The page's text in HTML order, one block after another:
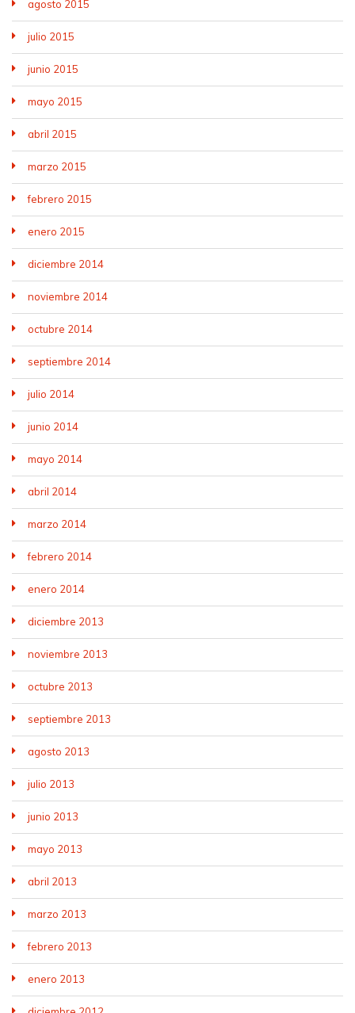
agosto 2015
julio 2015
junio 2015
mayo 2015
abril 2015
marzo 2015
febrero 2015
enero 2015
diciembre 2014
noviembre 2014
octubre 2014
septiembre 2014
julio 2014
junio 2014
mayo 2014
abril 2014
marzo 2014
febrero 2014
enero 2014
diciembre 2013
noviembre 2013
octubre 2013
septiembre 2013
agosto 2013
julio 2013
junio 2013
mayo 2013
abril 2013
marzo 2013
febrero 2013
enero 2013